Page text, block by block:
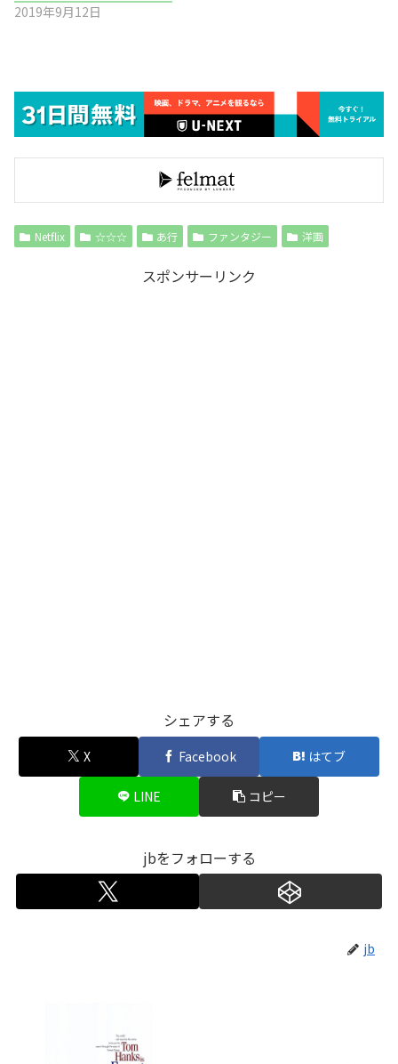
2019年9月12日
Netflix ☆☆☆ あ行 ファンタジー 洋画
スポンサーリンク
シェアする
X Facebook はてブ
LINE コピー
jbをフォローする
jb